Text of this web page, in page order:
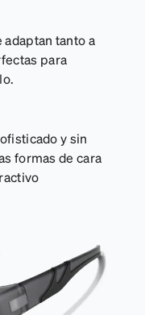
tanto a
para
y sin
formas de cara